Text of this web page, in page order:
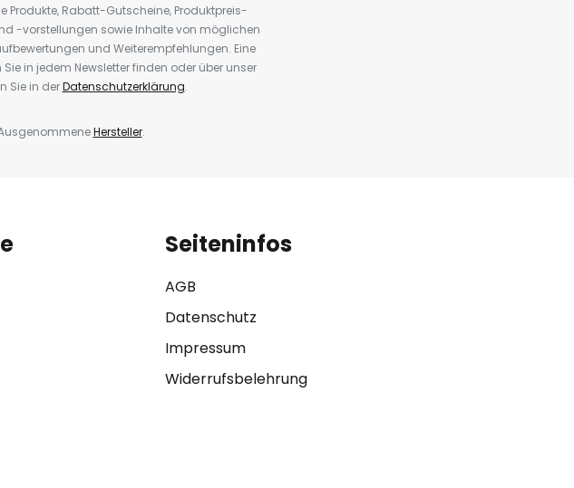
Produkte, Rabatt-Gutscheine, Produktpreis-
-vorstellungen sowie Inhalte von möglichen
und Weiterempfehlungen. Eine
in jedem Newsletter finden oder über unser
Sie in derDatenschutzerklärung.
Hersteller.
Seiteninfos
AGB
Datenschutz
Impressum
Widerrufsbelehrung